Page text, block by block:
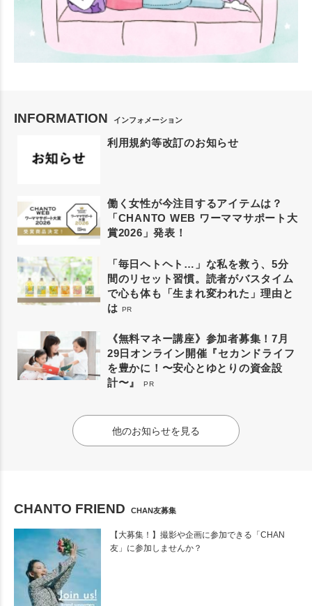
INFORMATION インフォメーション
利用規約等改訂のお知らせ
働く女性が今注目するアイテムは？
「CHANTO WEB ワーママサポート大
賞2026」発表！
「毎日ヘトヘト…」な私を救う、5分
間のリセット習慣。読者がバスタイム
で心も体も「生まれ変われた」理由と
は PR
《無料マネー講座》参加者募集！7月
29日オンライン開催『セカンドライフ
を豊かに！〜安心とゆとりの資金設
計〜』
PR
他のお知らせを見る
CHANTO FRIEND CHAN友募集
【大募集！】撮影や企画に参加できる「CHAN
友」に参加しませんか？